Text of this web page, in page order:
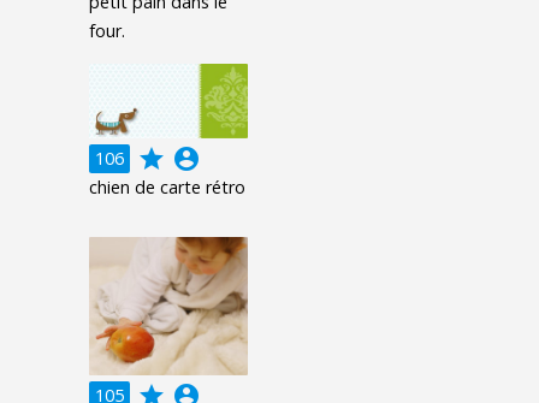
four.
106 grade account_circle
chien de carte rétro
105 grade account_circle